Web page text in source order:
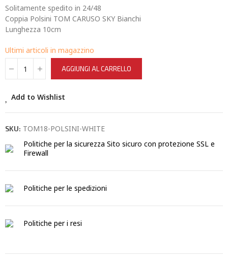
Solitamente spedito in 24/48
Coppia Polsini TOM CARUSO SKY Bianchi
Lunghezza 10cm
Ultimi articoli in magazzino
AGGIUNGI AL CARRELLO
Add to Wishlist
SKU: TOM18-POLSINI-WHITE
Politiche per la sicurezza Sito sicuro con protezione SSL e
Firewall
Politiche per le spedizioni
Politiche per i resi